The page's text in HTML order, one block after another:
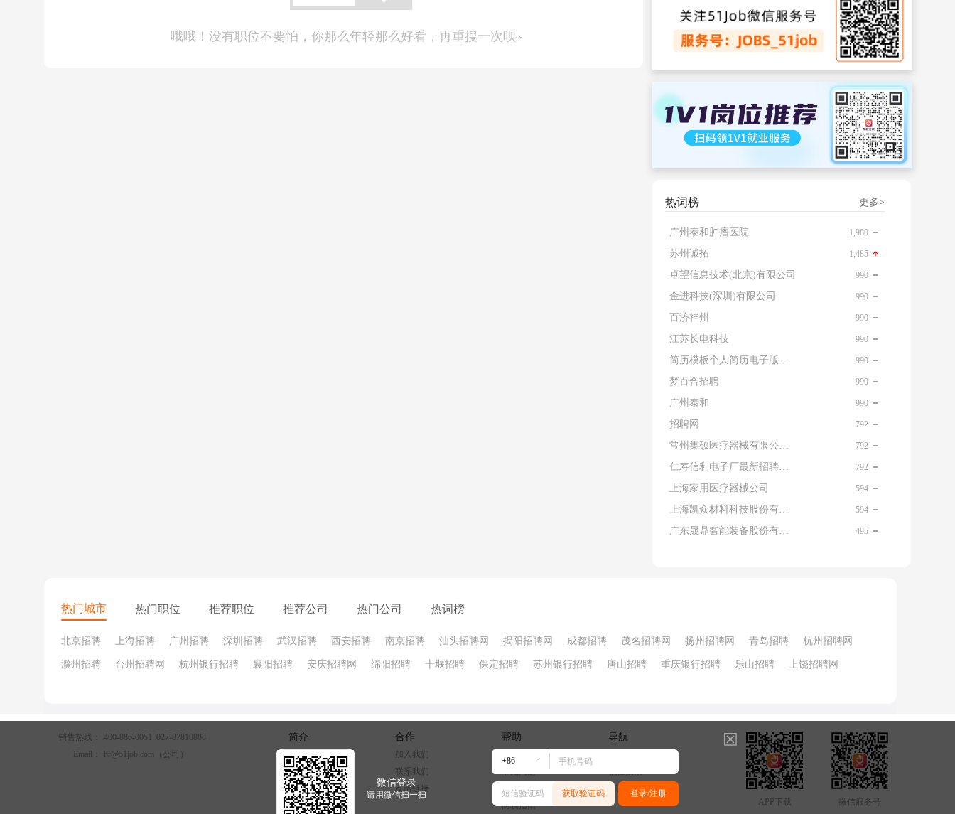
明确目标岗位
外教分为很多个种类，应该写清楚自己教授的科目，此外，教学机构中还包括管理岗位。在这一部分内容，还应该介绍自
哦哦！没有职位不要怕，你那么年轻那么好看，再重搜一次呗~
热词榜 更多>
广州泰和肿瘤医院 1,980
苏州诚拓 1,485
卓望信息技术(北京)有限公司 990
金进科技(深圳)有限公司 990
百济神州 990
江苏长电科技 990
简历模板个人简历电子版免费 990
梦百合招聘 990
广州泰和 990
招聘网 792
常州集硕医疗器械有限公司 名片 792
仁寿信利电子厂最新招聘信息查询 792
上海家用医疗器械公司 594
上海凯众材料科技股份有限公司招聘电话 594
广东晟鼎智能装备股份有限公司 495
微信登录
请用微信扫一扫 获取验证码 登录/注册
热门城市 热门职位 推荐职位 推荐公司 热门公司 热词榜
北京招聘 上海招聘 广州招聘 深圳招聘 武汉招聘 西安招聘 南京招聘 汕头招聘网 揭阳招聘网 成都招聘 茂名招聘网 扬州招聘网 青岛招聘 杭州招聘网
滁州招聘 台州招聘网 杭州银行招聘 襄阳招聘 安庆招聘网 绵阳招聘 十堰招聘 保定招聘 苏州银行招聘 唐山招聘 重庆银行招聘 乐山招聘 上饶招聘网
销售热线：
400-886-0051 027-87810888
Email：
hr@51job.com （公司）
简介
关于我们
法律协议
隐私条款
合作
加入我们
联系我们
友情链接
帮助
新手引导
防骗指南
导航
简历中心
APP下载
微信服务号